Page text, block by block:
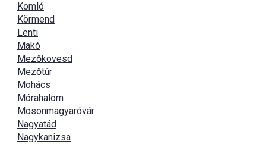
Komló
Körmend
Lenti
Makó
Mezőkövesd
Mezőtúr
Mohács
Mórahalom
Mosonmagyaróvár
Nagyatád
Nagykanizsa